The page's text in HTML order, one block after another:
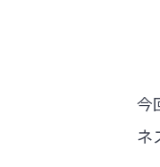
今
ネ